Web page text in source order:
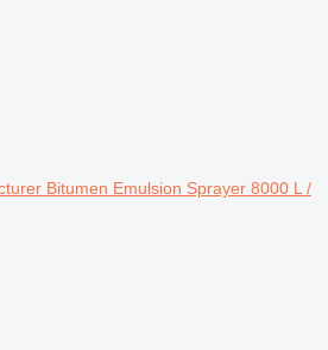
Bitumen Emulsion Sprayer 8000 L /